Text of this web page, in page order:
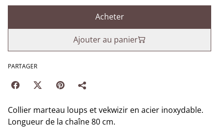
Acheter
Ajouter au panier
PARTAGER
Collier marteau loups et vekwizir en acier inoxydable.
Longueur de la chaîne 80 cm.